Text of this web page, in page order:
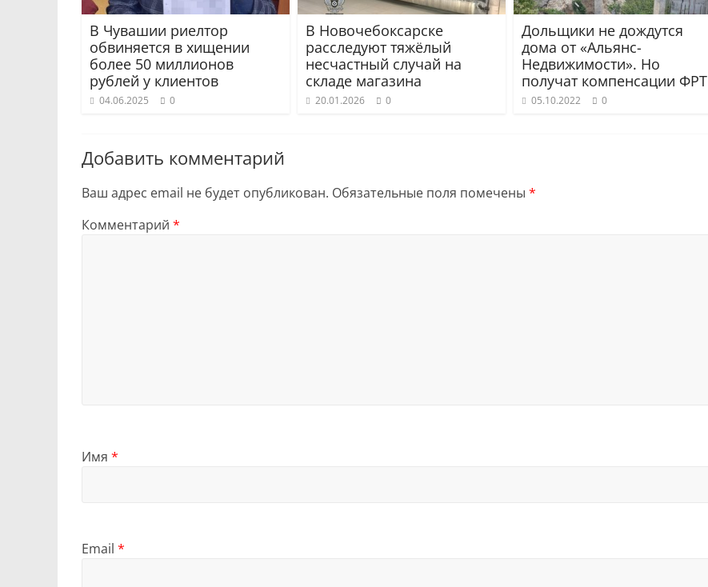
В Чувашии риелтор
обвиняется в хищении
более 50 миллионов
рублей у клиентов
04.06.2025 0
В Новочебоксарске
расследуют тяжёлый
несчастный случай на
складе магазина
20.01.2026 0
Дольщики не дождутся
дома от «Альянс-
Недвижимости». Но
получат компенсации ФРТ
05.10.2022 0
Добавить комментарий
Ваш адрес email не будет опубликован. Обязательные поля помечены *
Комментарий *
Имя *
Email *